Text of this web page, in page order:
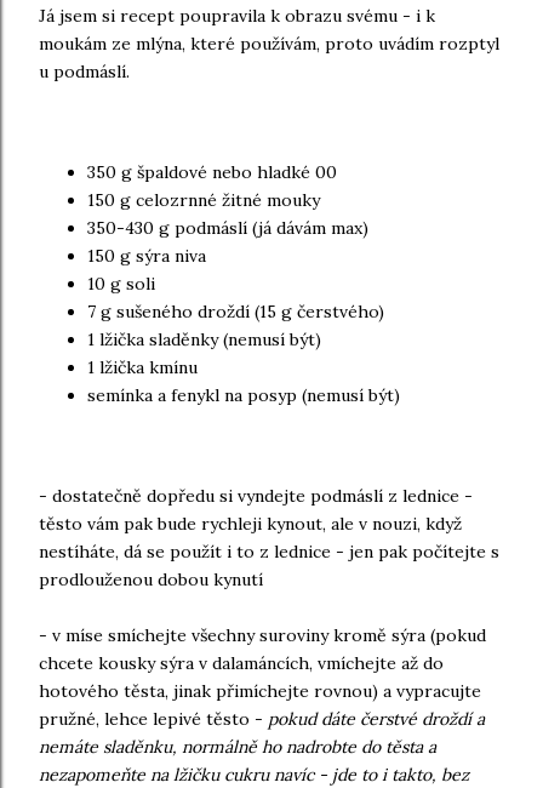
Já jsem si recept poupravila k obrazu svému - i k
moukám ze mlýna, které používám, proto uvádím rozptyl
u podmáslí.
350 g špaldové nebo hladké 00
150 g celozrnné žitné mouky
350-430 g podmáslí (já dávám max)
150 g sýra niva
10 g soli
7 g sušeného droždí (15 g čerstvého)
1 lžička sladěnky (nemusí být)
1 lžička kmínu
semínka a fenykl na posyp (nemusí být)
- dostatečně dopředu si vyndejte podmáslí z lednice -
těsto vám pak bude rychleji kynout, ale v nouzi, když
nestíháte, dá se použít i to z lednice - jen pak počítejte s
prodlouženou dobou kynutí
- v míse smíchejte všechny suroviny kromě sýra (pokud
chcete kousky sýra v dalamáncích, vmíchejte až do
hotového těsta, jinak přimíchejte rovnou) a vypracujte
pružné, lehce lepivé těsto - pokud dáte čerstvé droždí a
nemáte sladěnku, normálně ho nadrobte do těsta a
nezapomeňte na lžičku cukru navíc - jde to i takto, bez